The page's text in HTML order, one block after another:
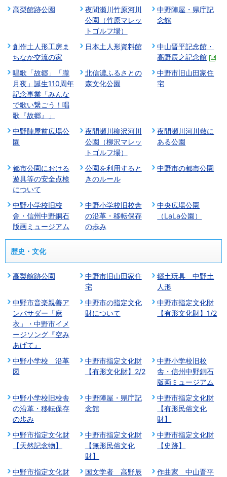
高梨館跡公園
夜間瀬川竹原河川
公園（竹原マレッ
トゴルフ場）
中野陣屋・県庁記
念館
創作土人形工房ま
ちなか交流の家
日本土人形資料館
中山晋平記念館・
高野辰之記念館
唱歌「故郷」「朧
月夜」誕生110周年
記念事業「みんな
で歌い繋ごう！唱
歌『故郷』」
北信濃ふるさとの
森文化公園
中野市旧山田家住
宅
中野陣屋前広場公
園
夜間瀬川柳沢河川
公園（柳沢マレッ
トゴルフ場）
夜間瀬川河川敷に
ある公園
都市公園における
遊具等の安全点検
について
公園を利用すると
きのルール
中野市の都市公園
中野小学校旧校
舎・信州中野銅石
版画ミュージアム
中野小学校旧校舎
の沿革・移転保存
の歩み
中央広場公園
（LaLa公園）
歴史・文化
高梨館跡公園
中野市旧山田家住
宅
郷土玩具 中野土
人形
中野市音楽親善ア
ンバサダー「麻
衣」・中野市イメ
ージソング『空み
あげて』
中野市の指定文化
財について
中野市指定文化財
【有形文化財】1/2
中野小学校 沿革
図
中野市指定文化財
【有形文化財】2/2
中野小学校旧校
舎・信州中野銅石
版画ミュージアム
中野小学校旧校舎
の沿革・移転保存
の歩み
中野陣屋・県庁記
念館
中野市指定文化財
【有形民俗文化
財】
中野市指定文化財
【天然記念物】
中野市指定文化財
【無形民俗文化
財】
中野市指定文化財
【史跡】
中野市指定文化財 国文学者 高野辰 作曲家 中山晋平